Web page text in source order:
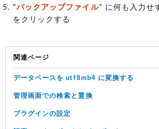
"バックアップファイル" に何も入力せ
をクリックする
関連ページ
データベースを utf8mb4 に変換する
管理画面での検索と置換
プラグインの設定